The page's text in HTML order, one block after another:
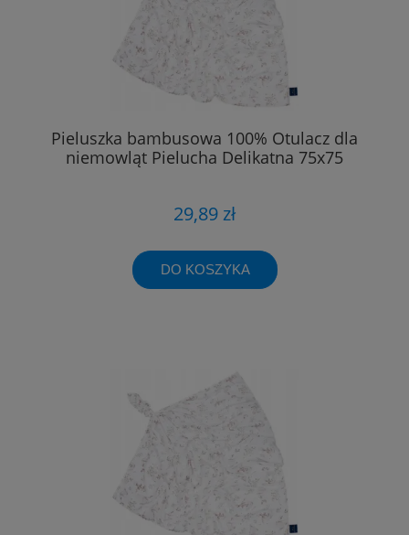
Pieluszka bambusowa 100% Otulacz dla
niemowląt Pielucha Delikatna 75x75
29,89 zł
DO KOSZYKA